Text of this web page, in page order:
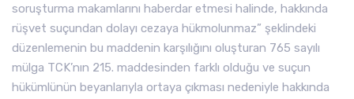
soruşturma makamlarını haberdar etmesi halinde, hakkında
rüşvet suçundan dolayı cezaya hükmolunmaz” şeklindeki
düzenlemenin bu maddenin karşılığını oluşturan 765 sayılı
mülga TCK’nın 215. maddesinden farklı olduğu ve suçun
hükümlünün beyanlarıyla ortaya çıkması nedeniyle hakkında